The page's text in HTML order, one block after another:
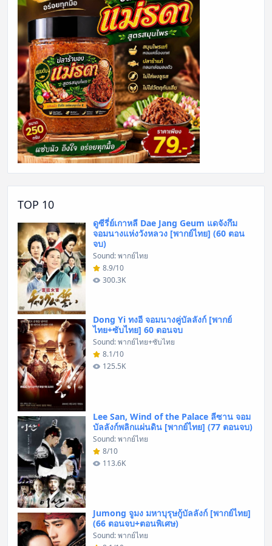
TOP 10
ดูซีรี่ย์เกาหลี Dae Jang Geum แดจังกึม
จอมนางแห่งวังหลวง [พากย์ไทย] (60 ตอน
จบ)
Sound: พากย์ไทย
8.9/10
300.3K
Dong Yi ทงอี จอมนางคู่บัลลังก์ [พากย์
ไทย+ซับไทย] 60 ตอนจบ
Sound: พากย์ไทย+ซับไทย
8.1/10
125.5K
Lee San, Wind of the Palace ลีซาน จอม
บัลลังก์พลิกแผ่นดิน [พากย์ไทย] (77 ตอนจบ)
Sound: พากย์ไทย
8/10
113.6K
Jumong จูมง มหาบุรุษกู้บัลลังก์ [พากย์ไทย]
(66 ตอนจบ+ตอนพิเศษ)
Sound: พากย์ไทย